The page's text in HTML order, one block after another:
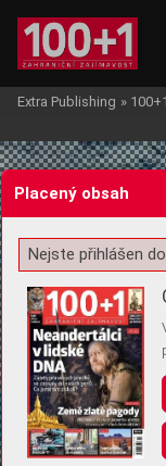
Žádost o souhlas
Pro základní
(tzv. cookies apod.).
uložením volitelných
Extra Publishing »
Placený obsah
Nejste přihlášen